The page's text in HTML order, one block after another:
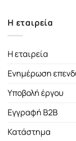
Η εταιρεία
Η εταιρεία
Ενημέρωση
Υποβολή έργου
Εγγραφή B2B
Κατάστημα